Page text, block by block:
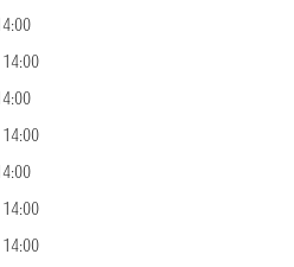
14:00
14:00
14:00
14:00